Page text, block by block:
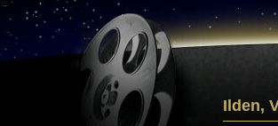
Ilden,